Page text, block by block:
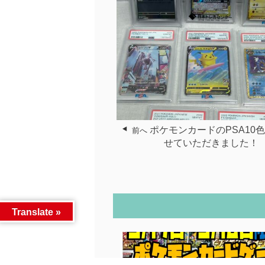
前へ ポケモンカードのPSA10
せていただきました！
Translate »